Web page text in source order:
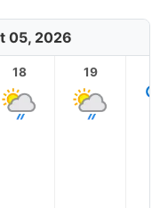
05, 2026
18 19